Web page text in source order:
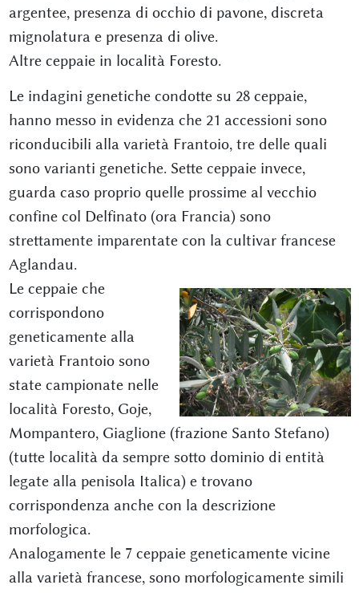
argentee, presenza di occhio di pavone, discreta
mignolatura e presenza di olive.
Altre ceppaie in località Foresto.
Le indagini genetiche condotte su 28 ceppaie,
hanno messo in evidenza che 21 accessioni sono
riconducibili alla varietà Frantoio, tre delle quali
sono varianti genetiche. Sette ceppaie invece,
guarda caso proprio quelle prossime al vecchio
confine col Delfinato (ora Francia) sono
strettamente imparentate con la cultivar francese
Aglandau.
Le ceppaie che
corrispondono
geneticamente alla
varietà Frantoio sono
state campionate nelle
località Foresto, Goje,
Mompantero, Giaglione (frazione Santo Stefano)
(tutte località da sempre sotto dominio di entità
legate alla penisola Italica) e trovano
corrispondenza anche con la descrizione
morfologica.
Analogamente le 7 ceppaie geneticamente vicine
alla varietà francese, sono morfologicamente simili